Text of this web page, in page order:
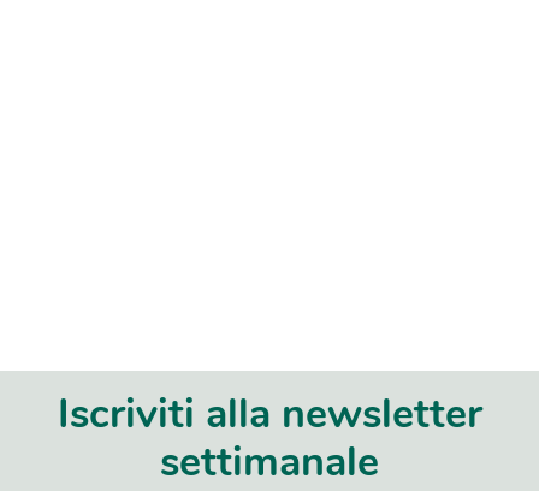
Iscriviti alla newsletter
settimanale